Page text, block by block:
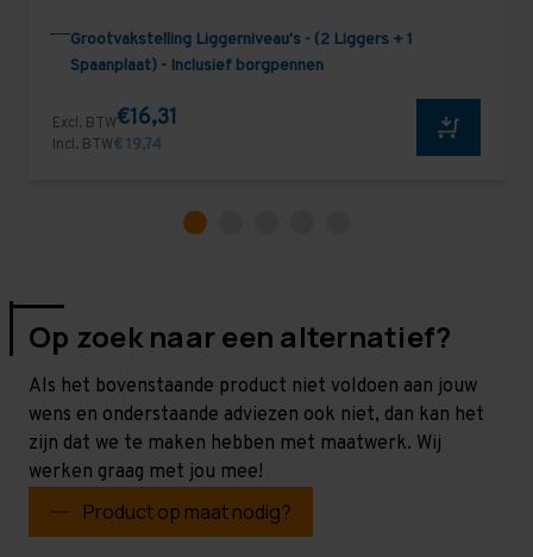
Grootvakstelling Liggerniveau's - (2 Liggers + 1
Spaanplaat) - Inclusief borgpennen
Excl. BTW€16,31
Incl. BTW€ 19,74
Op zoek naar een alternatief?
Als het bovenstaande product niet voldoen aan jouw
wens en onderstaande adviezen ook niet, dan kan het
zijn dat we te maken hebben met maatwerk. Wij
werken graag met jou mee!
Product op maat nodig?